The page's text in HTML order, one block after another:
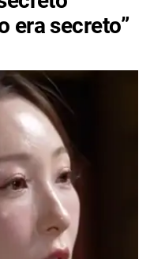
era secreto”